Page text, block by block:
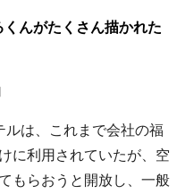
くんがたくさん描かれた
は、これまで会社の福
に利用されていたが、空
もらおうと開放し、一般